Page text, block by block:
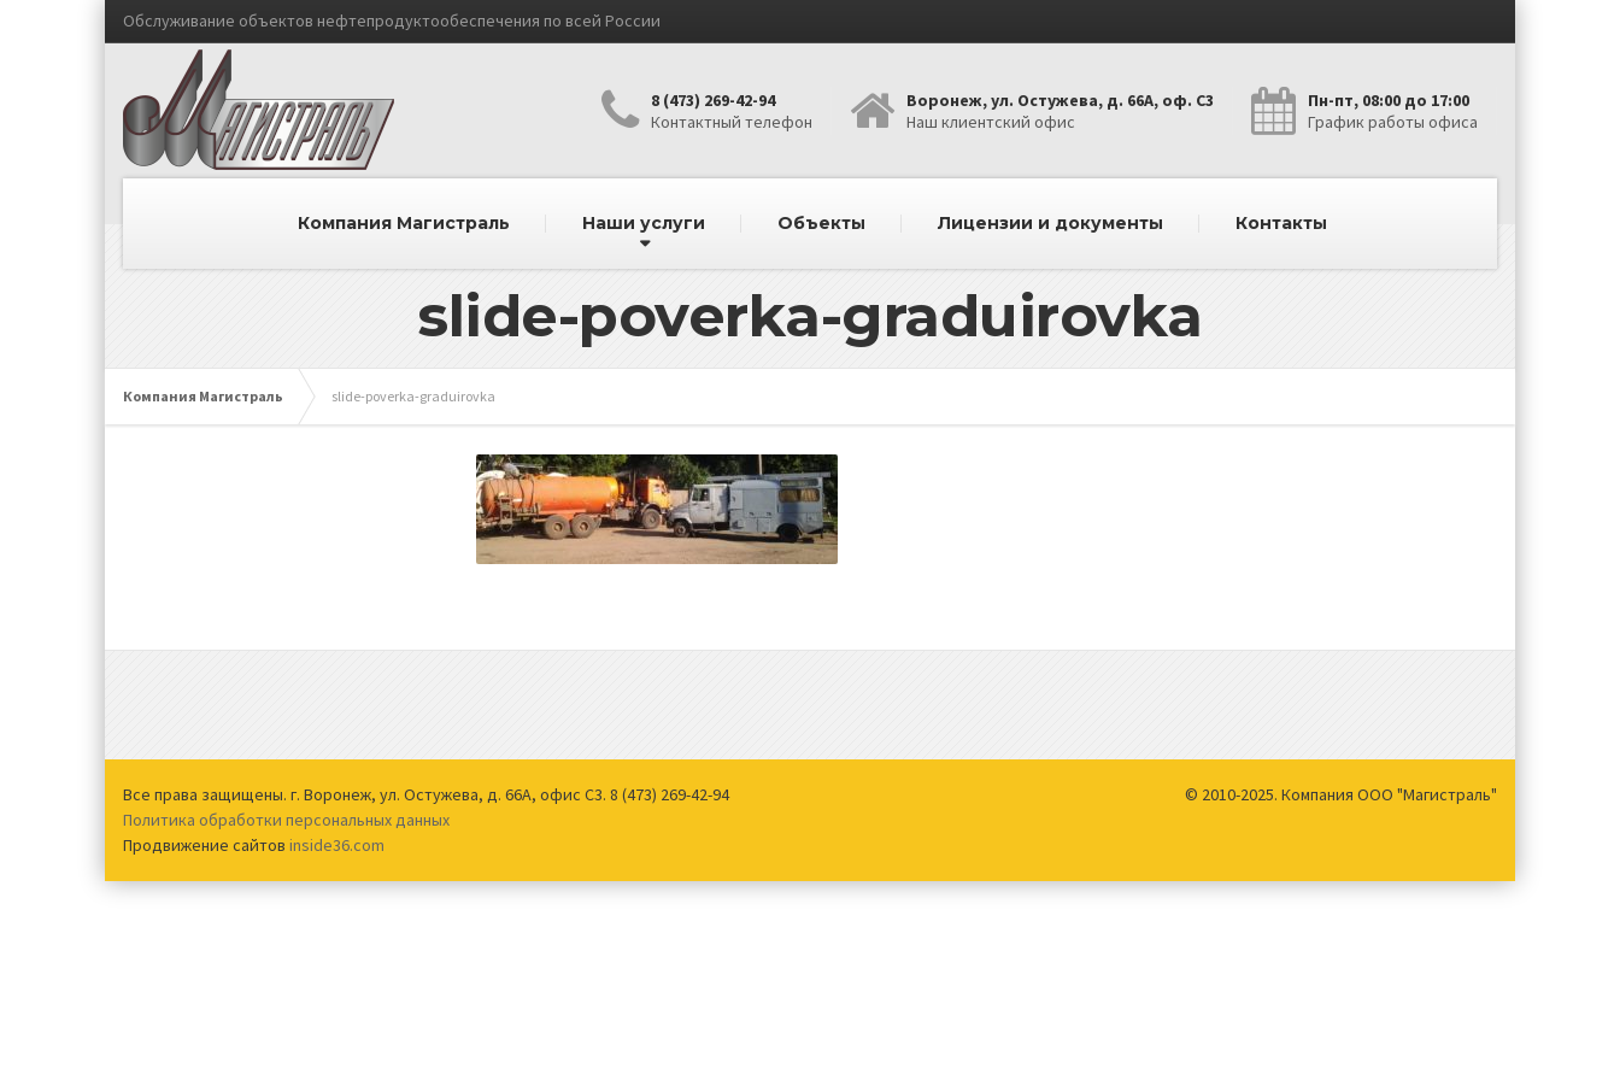
Обслуживание объектов нефтепродуктообеспечения по всей России
8 (473) 269-42-94
Контактный телефон
Воронеж, ул. Остужева, д. 66А, оф. С3
Наш клиентский офис
Пн-пт, 08:00 до 17:00
График работы офиса
Компания Магистраль Наши услуги Объекты Лицензии и документы Контакты
slide-poverka-graduirovka
Компания Магистраль slide-poverka-graduirovka
Все права защищены. г. Воронеж, ул. Остужева, д. 66А, офис С3. 8 (473) 269-42-94
Политика обработки персональных данных
Продвижение сайтов inside36.com
© 2010-2025. Компания ООО "Магистраль"